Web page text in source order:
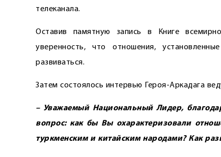
телеканала.
Оставив памятную запись в Книге
уверенность, что отношения,
развиваться.
Затем состоялось интервью Героя-Аркадага
– Уважаемый Национальный Лидер,
вопрос: как бы Вы охарактеризовали
туркменским и китайским народами? Как